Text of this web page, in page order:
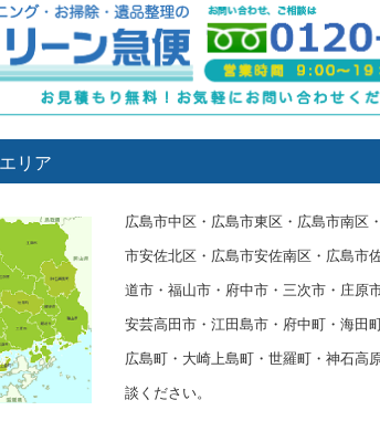
リア
広島市中区・広島市東区・広島市南区
市安佐北区・広島市安佐南区・広島市
道市・福山市・府中市・三次市・庄原
安芸高田市・江田島市・府中町・海田
広島町・大崎上島町・世羅町・神石高
談ください。